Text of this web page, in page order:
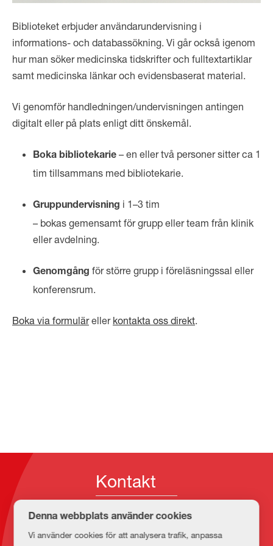
Biblioteket erbjuder användarundervisning i
informations- och databassökning. Vi går också igenom
hur man söker medicinska tidskrifter och fulltextartiklar
samt medicinska länkar och evidensbaserat material.
Vi genomför handledningen/undervisningen antingen
digitalt eller på plats enligt ditt önskemål.
Boka bibliotekarie – en eller två personer sitter ca 1
tim tillsammans med bibliotekarie.
Gruppundervisning i 1–3 tim
– bokas gemensamt för grupp eller team från klinik
eller avdelning.
Genomgång för större grupp i föreläsningssal eller
konferensrum.
Boka via formuläreller kontakta oss direkt
Kontakt
Denna webbplats använder cookies
Vi använder cookies för att analysera trafik, anpassa